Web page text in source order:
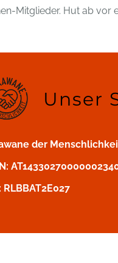
Mitglieder. Hut ab vor
Unser
der
RLBBAT2E027